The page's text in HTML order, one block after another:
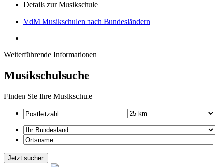
Details zur Musikschule
VdM Musikschulen nach Bundesländern
Weiterführende Informationen
Musikschulsuche
Finden Sie Ihre Musikschule